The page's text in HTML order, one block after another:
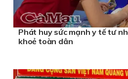
Phát huy sức mạnh y tế tư
khoẻ toàn dân